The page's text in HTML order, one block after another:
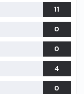
11
0
0
4
0